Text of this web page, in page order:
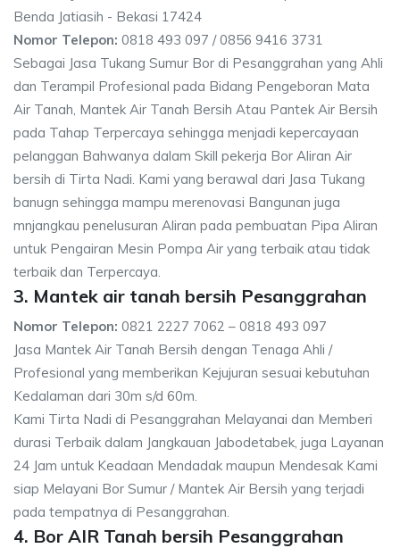
Benda Jatiasih - Bekasi 17424
Nomor Telepon: 0818 493 097 / 0856 9416 3731
Sebagai Jasa Tukang Sumur Bor di Pesanggrahan yang Ahli
dan Terampil Profesional pada Bidang Pengeboran Mata
Air Tanah, Mantek Air Tanah Bersih Atau Pantek Air Bersih
pada Tahap Terpercaya sehingga menjadi kepercayaan
pelanggan Bahwanya dalam Skill pekerja Bor Aliran Air
bersih di Tirta Nadi. Kami yang berawal dari Jasa Tukang
banugn sehingga mampu merenovasi Bangunan juga
mnjangkau penelusuran Aliran pada pembuatan Pipa Aliran
untuk Pengairan Mesin Pompa Air yang terbaik atau tidak
terbaik dan Terpercaya.
3. Mantek air tanah bersih Pesanggrahan
Nomor Telepon: 0821 2227 7062 – 0818 493 097
Jasa Mantek Air Tanah Bersih dengan Tenaga Ahli /
Profesional yang memberikan Kejujuran sesuai kebutuhan
Kedalaman dari 30m s/d 60m.
Kami Tirta Nadi di Pesanggrahan Melayanai dan Memberi
durasi Terbaik dalam Jangkauan Jabodetabek, juga Layanan
24 Jam untuk Keadaan Mendadak maupun Mendesak Kami
siap Melayani Bor Sumur / Mantek Air Bersih yang terjadi
pada tempatnya di Pesanggrahan.
4. Bor AIR Tanah bersih Pesanggrahan